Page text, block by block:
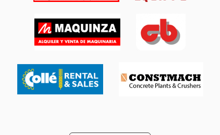
Krbs 101
Krohv Uss
Ks 205
Lm